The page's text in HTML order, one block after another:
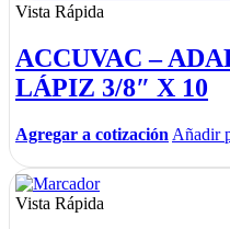
Vista Rápida
ACCUVAC –
LÁPIZ 3/8″ X 10
Agregar a cotización Añadir
Vista Rápida